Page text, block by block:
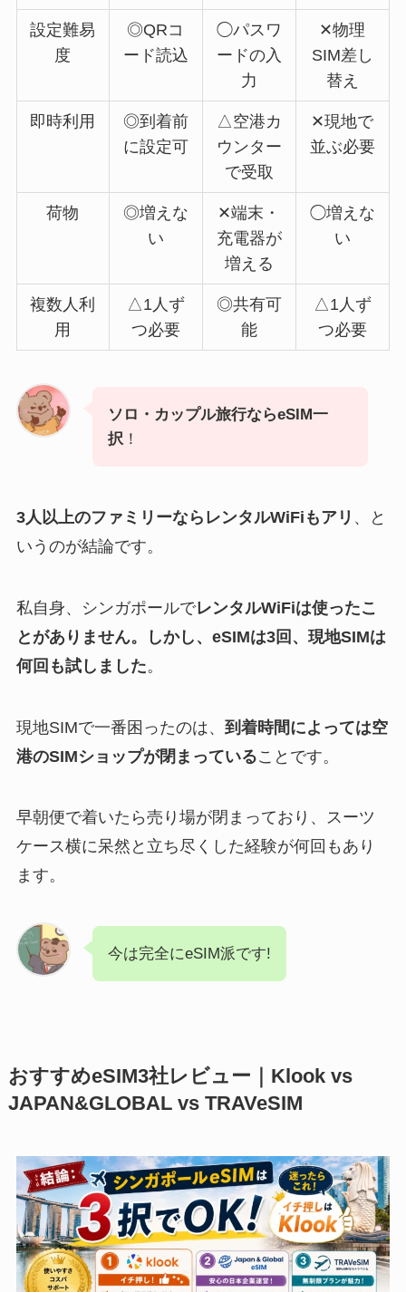
設定難易
度
◎QRコ
ード読込
◯パスワ
ードの入
力
✕物理
SIM差し
替え
即時利用
◎到着前
に設定可
△空港カ
ウンター
で受取
✕現地で
並ぶ必要
荷物
◎増えな
い
✕端末・
充電器が
増える
◯増えな
い
複数人利
用
△1人ず
つ必要
◎共有可
能
△1人ず
つ必要
ソロ・カップル旅行ならeSIM一
択！
3人以上のファミリーならレンタルWiFiもアリ 、と
いうのが結論です。
私自身、シンガポールでレンタルWiFiは使ったこ
とがありません。しかし、eSIMは3回、現地SIMは
何回も試しました。
現地SIMで一番困ったのは、 到着時間によっては空
港のSIMショップが閉まっていることです。
早朝便で着いたら売り場が閉まっており、スーツ
ケース横に呆然と立ち尽くした経験が何回もあり
ます。
今は完全にeSIM派です!
おすすめeSIM3社レビュー｜Klook vs
JAPAN&GLOBAL vs TRAVeSIM